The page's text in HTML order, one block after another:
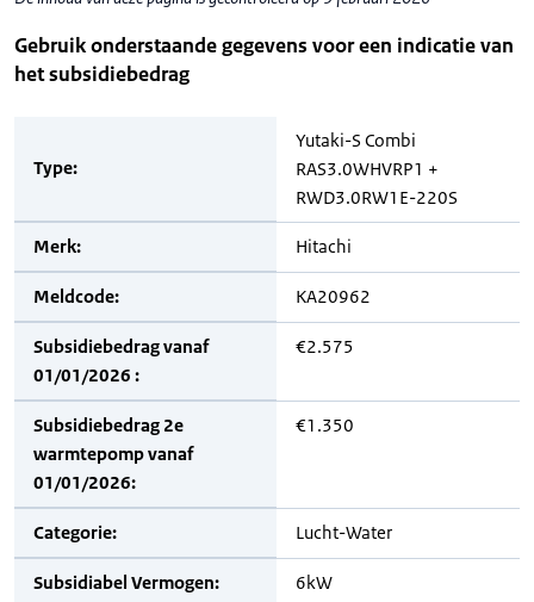
Gebruik onderstaande gegevens voor een indicatie van
het subsidiebedrag
Type:
Yutaki-S Combi
RAS3.0WHVRP1 +
RWD3.0RW1E-220S
Merk: Hitachi
Meldcode: KA20962
Subsidiebedrag vanaf
01/01/2026 :
€2.575
Subsidiebedrag 2e
warmtepomp vanaf
01/01/2026:
€1.350
Categorie: Lucht-Water
Subsidiabel Vermogen: 6kW